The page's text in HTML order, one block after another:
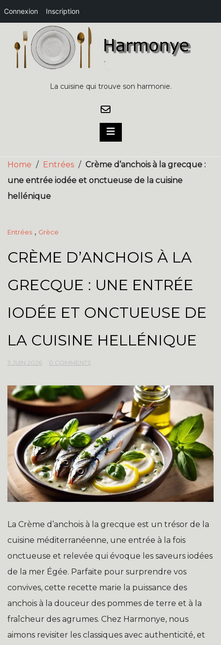
Connexion Inscription
content
La cuisine qui trouve son harmonie.
Home / Entrées / Crème d’anchois à la grecque :
une entrée iodée et onctueuse de la cuisine
hellénique
Entrées , Grèce
CRÈME D’ANCHOIS À LA
GRECQUE : UNE ENTRÉE
IODÉE ET ONCTUEUSE DE
LA CUISINE HELLÉNIQUE
3 JUIN 2026 0 COMMENTS
La Crème d’anchois à la grecque est un trésor de la
cuisine méditerranéenne, une entrée à la fois
onctueuse et relevée qui évoque les saveurs iodées
de la mer Égée. Parfaite pour surprendre vos
convives, cette recette marie la puissance des
anchois à la douceur des pommes de terre et à la
fraîcheur des agrumes. Chez Harmonye, nous
aimons revisiter les classiques avec authenticité, et